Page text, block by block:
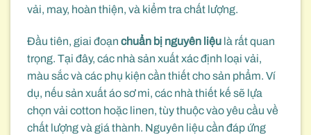
vải, may, hoàn thiện, và kiểm tra chất lượng.
Đầu tiên, giai đoạn chuẩn bị nguyên liệu là rất quan
trọng. Tại đây, các nhà sản xuất xác định loại vải,
màu sắc và các phụ kiện cần thiết cho sản phẩm. Ví
dụ, nếu sản xuất áo sơ mi, các nhà thiết kế sẽ lựa
chọn vải cotton hoặc linen, tùy thuộc vào yêu cầu về
chất lượng và giá thành. Nguyên liệu cần đáp ứng